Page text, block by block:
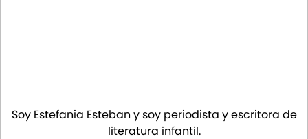
Soy Estefania Esteban y soy periodista y escritora de
literatura infantil.